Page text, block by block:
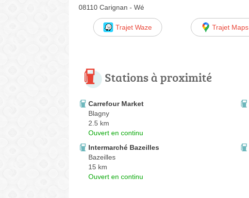
08110 Carignan - Wé
Trajet Waze Trajet Maps
Stations à proximité
Carrefour Market
Blagny
2.5 km
Ouvert en continu
Intermarché Bazeilles
Bazeilles
15 km
Ouvert en continu